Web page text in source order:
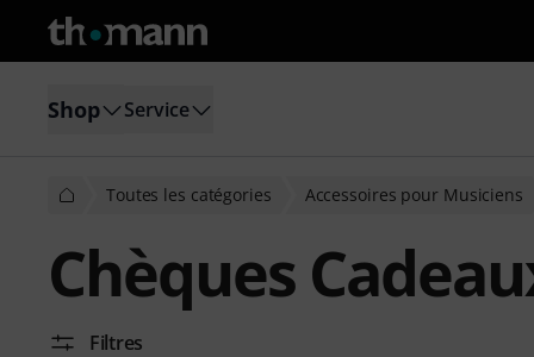
Shop Service
Toutes les catégories Accessoires pour Musiciens
Chèques
Filtres